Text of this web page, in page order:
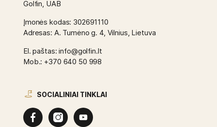
Golfin, UAB
Įmonės kodas: 302691110
Adresas: A. Tumėno g. 4, Vilnius, Lietuva
El. paštas: info@golfin.lt
Mob.: +370 640 50 998
SOCIALINIAI TINKLAI